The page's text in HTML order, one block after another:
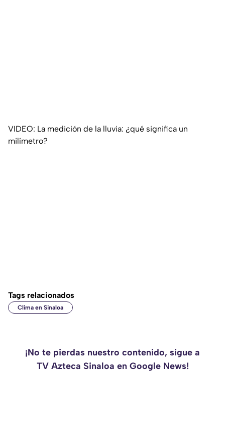
VIDEO: La medición de la lluvia: ¿qué significa un
milímetro?
Tags relacionados
Clima en Sinaloa
¡No te pierdas nuestro contenido, sigue a
TV Azteca Sinaloa en Google News!